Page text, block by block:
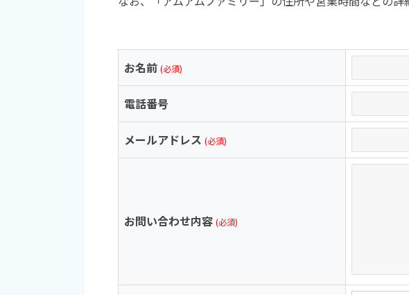
お名前 (必須)
電話番号
メールアドレス (必須)
お問い合わせ内容 (必須)